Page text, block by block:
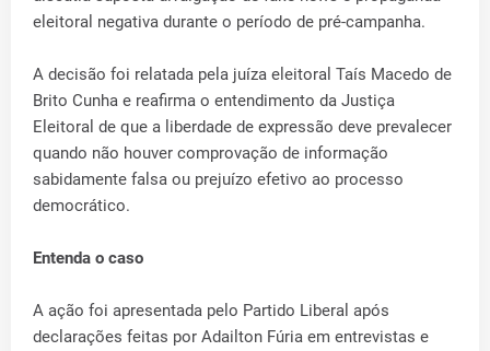
eleitoral negativa durante o período de pré-campanha.
A decisão foi relatada pela juíza eleitoral Taís Macedo de
Brito Cunha e reafirma o entendimento da Justiça
Eleitoral de que a liberdade de expressão deve prevalecer
quando não houver comprovação de informação
sabidamente falsa ou prejuízo efetivo ao processo
democrático.
Entenda o caso
A ação foi apresentada pelo Partido Liberal após
declarações feitas por Adailton Fúria em entrevistas e